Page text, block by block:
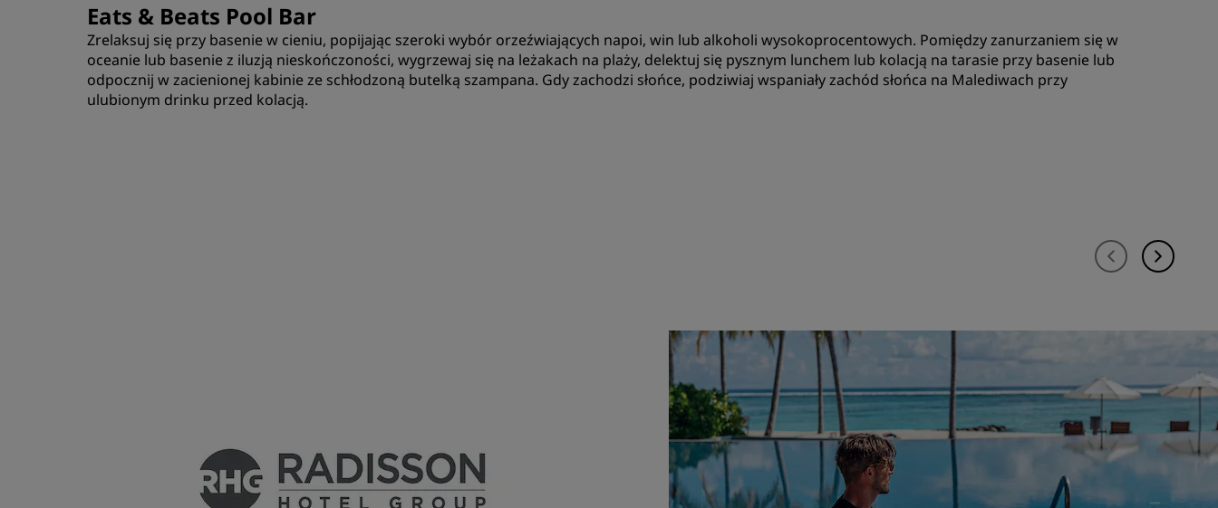
Eats & Beats Pool Bar
Zrelaksuj się przy basenie w cieniu, popijając szeroki wybór orzeźwiających napoi, win lub alkoholi wysokoprocentowych. Pomiędzy zanurzaniem się w
oceanie lub basenie z iluzją nieskończoności, wygrzewaj się na leżakach na plaży, delektuj się pysznym lunchem lub kolacją na tarasie przy basenie lub
odpocznij w zacienionej kabinie ze schłodzoną butelką szampana. Gdy zachodzi słońce, podziwiaj wspaniały zachód słońca na Malediwach przy
ulubionym drinku przed kolacją.